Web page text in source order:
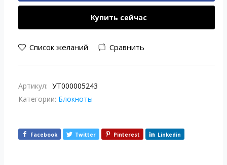
Купить сейчас
Список желаний Сравнить
Артикул: УТ000005243
Категории: Блокноты
Facebook Twitter Pinterest Linkedin